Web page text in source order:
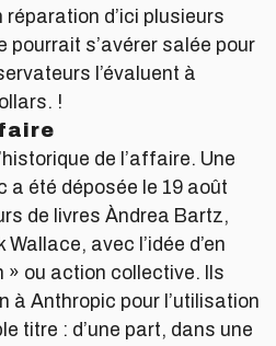
réparation d’ici plusieurs
pourrait s’avérer salée pour
l’évaluent à
!
de l’affaire. Une
a été déposée le 19 août
de livres Àndrea Bartz,
avec l’idée d’en
ou action collective. Ils
à Anthropic pour l’utilisation
titre : d’une part, dans une